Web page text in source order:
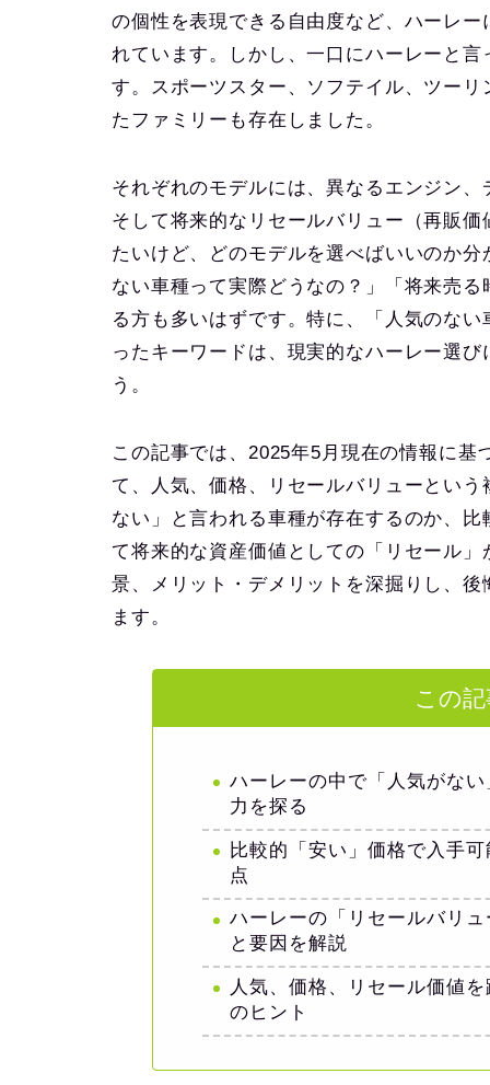
の個性を表現できる自由度など、ハーレ
れています。しかし、一口にハーレーと
す。スポーツスター、ソフテイル、ツー
たファミリーも存在しました。
それぞれのモデルには、異なるエンジン
そして将来的なリセールバリュー（再販
たいけど、どのモデルを選べばいいのか
ない車種って実際どうなの？」「将来売
る方も多いはずです。特に、「人気のな
ったキーワードは、現実的なハーレー選
う。
この記事では、2025年5月現在の情報に
て、人気、価格、リセールバリューとい
ない」と言われる車種が存在するのか、
て将来的な資産価値としての「リセール
景、メリット・デメリットを深掘りし、
ます。
この
ハーレーの中で「人気がな
力を探る
比較的「安い」価格で入手
点
ハーレーの「リセールバリ
と要因を解説
人気、価格、リセール価値
のヒント